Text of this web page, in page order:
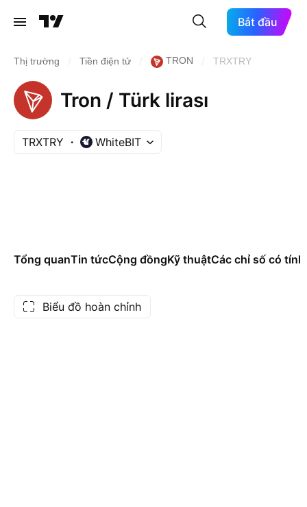
Bắt đầu
Thị trường Tiền điện tử TRON TRXTRY
Tron / Türk lirası
TRXTRY WhiteBIT
Tổng quanTin tứcCộng đồngKỹ thuậtCác chỉ số có
Biểu đồ hoàn chỉnh